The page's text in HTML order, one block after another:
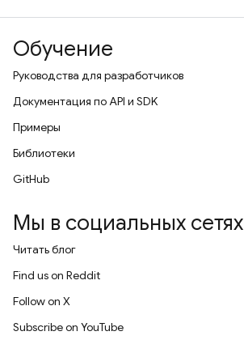
Обучение
Руководства для разработчиков
Документация по API и SDK
Примеры
Библиотеки
GitHub
Мы в социальных сетях
Читать блог
Find us on Reddit
Follow on X
Subscribe on YouTube